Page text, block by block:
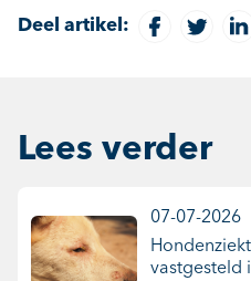
Deel artikel:
Lees verder
07-07-2026
vastgesteld